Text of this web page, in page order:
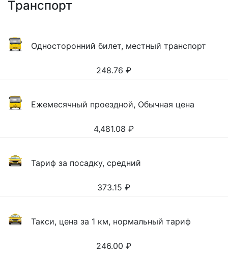
Транспорт
Односторонний билет, местный транспорт
248.76 ₽
Ежемесячный проездной, Обычная цена
4,481.08 ₽
Тариф за посадку, средний
373.15 ₽
Такси, цена за 1 км, нормальный тариф
246.00 ₽